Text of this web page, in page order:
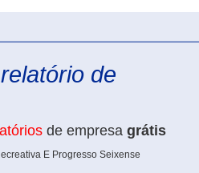
de
de empresa grátis
E Progresso Seixense